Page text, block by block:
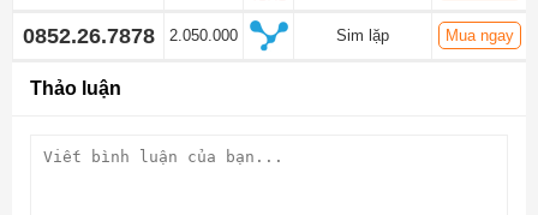
0852.26.7878 2.050.000 Sim lặp Mua ngay
Thảo luận